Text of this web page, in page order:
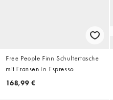
Free People Finn Schultertasche
mit Fransen in Espresso
168,99 €